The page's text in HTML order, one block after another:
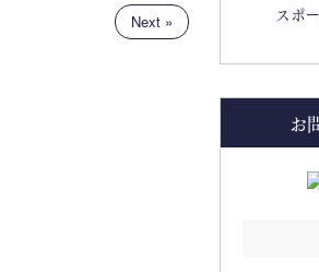
Next »
スポ
お